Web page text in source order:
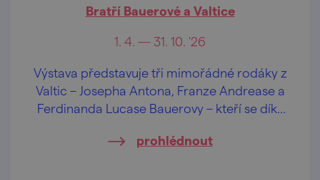
Bratří Bauerové a Valtice
1. 4. — 31. 10. '26
Výstava představuje tři mimořádné rodáky z
Valtic – Josepha Antona, Franze Andrease a
Ferdinanda Lucase Bauerovy – kteří se díky
nejvýznamnější botanické ilustrátory své
prohlédnout